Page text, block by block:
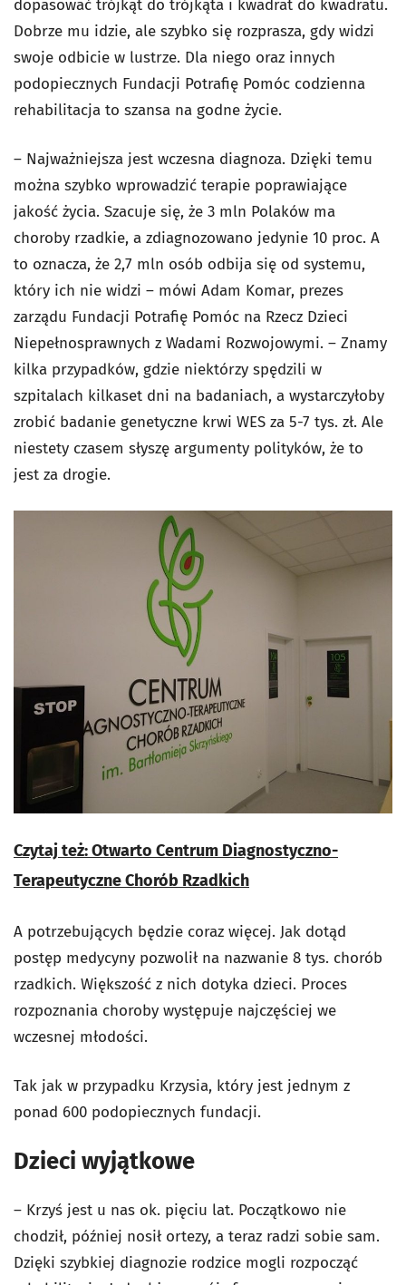
dopasować trójkąt do trójkąta i kwadrat do kwadratu.
Dobrze mu idzie, ale szybko się rozprasza, gdy widzi
swoje odbicie w lustrze. Dla niego oraz innych
podopiecznych Fundacji Potrafię Pomóc codzienna
rehabilitacja to szansa na godne życie.
– Najważniejsza jest wczesna diagnoza. Dzięki temu
można szybko wprowadzić terapie poprawiające
jakość życia. Szacuje się, że 3 mln Polaków ma
choroby rzadkie, a zdiagnozowano jedynie 10 proc. A
to oznacza, że 2,7 mln osób odbija się od systemu,
który ich nie widzi – mówi Adam Komar, prezes
zarządu Fundacji Potrafię Pomóc na Rzecz Dzieci
Niepełnosprawnych z Wadami Rozwojowymi. – Znamy
kilka przypadków, gdzie niektórzy spędzili w
szpitalach kilkaset dni na badaniach, a wystarczyłoby
zrobić badanie genetyczne krwi WES za 5-7 tys. zł. Ale
niestety czasem słyszę argumenty polityków, że to
jest za drogie.
Czytaj też: Otwarto Centrum Diagnostyczno-
Terapeutyczne Chorób Rzadkich
A potrzebujących będzie coraz więcej. Jak dotąd
postęp medycyny pozwolił na nazwanie 8 tys. chorób
rzadkich. Większość z nich dotyka dzieci. Proces
rozpoznania choroby występuje najczęściej we
wczesnej młodości.
Tak jak w przypadku Krzysia, który jest jednym z
ponad 600 podopiecznych fundacji.
Dzieci wyjątkowe
– Krzyś jest u nas ok. pięciu lat. Początkowo nie
chodził, później nosił ortezy, a teraz radzi sobie sam.
Dzięki szybkiej diagnozie rodzice mogli rozpocząć